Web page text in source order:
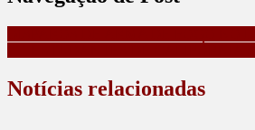
Notícias relacionadas